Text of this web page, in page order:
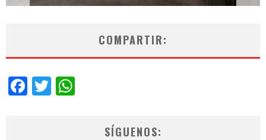
COMPARTIR:
Facebook
Twitter
SÍGUENOS: